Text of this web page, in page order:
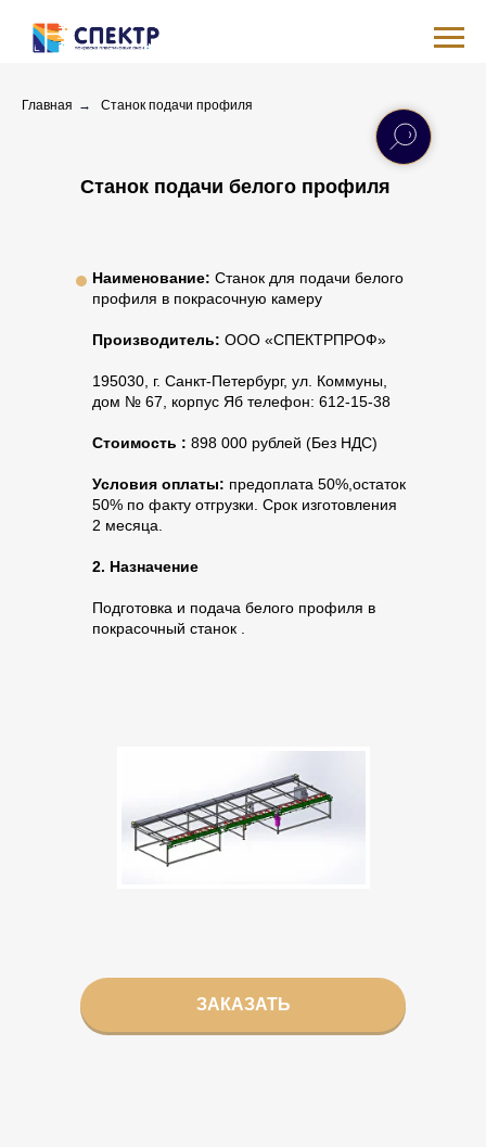
Главная → Станок подачи профиля
Станок подачи белого профиля
Наименование: Станок для подачи белого
профиля в покрасочную камеру
Производитель: ООО «СПЕКТРПРОФ»
195030, г. Санкт-Петербург, ул. Коммуны,
дом № 67, корпус Яб телефон: 612-15-38
Стоимость : 898 000 рублей (Без НДС)
Условия оплаты: предоплата 50%,остаток
50% по факту отгрузки. Срок изготовления
2 месяца.
2. Назначение
Подготовка и подача белого профиля в
покрасочный станок .
ЗАКАЗАТЬ